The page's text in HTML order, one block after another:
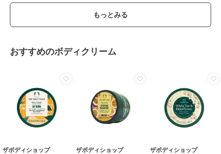
もっとみる
おすすめのボディクリーム
ザボディショップ ザボディショップ ザボディショップ